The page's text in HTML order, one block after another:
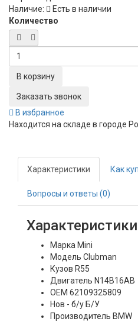
Наличие:
Есть в наличии
Количество
Заказать звонок
В избранное
Находится на складе в городе
Характеристики Как
Вопросы и ответы (0)
Характеристики
Марка Mini
Модель Clubman
Кузов R55
Двигатель N14B16AB
OEM 62109325809
Нов - б/у Б/У
Производитель BMW